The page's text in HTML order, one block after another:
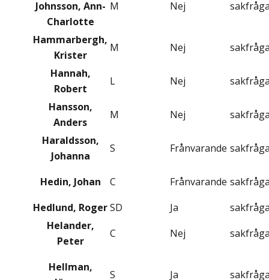
Johnsson, Ann-
Charlotte
M Nej
Hammarbergh,
Krister
M Nej
Hannah,
Robert
L Nej
Hansson,
Anders
M Nej
Haraldsson,
Johanna
S Frånvarande
Hedin, Johan C Frånvarande
Hedlund, RogerSD Ja
Helander,
Peter
C Nej
Hellman,
S Ja